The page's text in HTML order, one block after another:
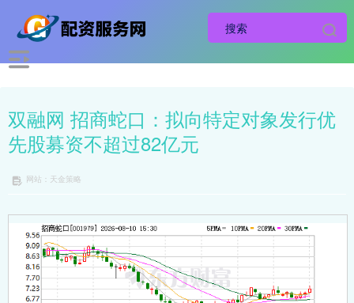
双融网 招商蛇口：拟向特定对象发行优
先股募资不超过82亿元
网站：天金策略